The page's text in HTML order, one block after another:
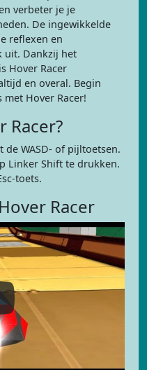
verbeter je je
De ingewikkelde
reflexen en
uit. Dankzij het
Hover Racer
en overal. Begin
Hover Racer!
Racer?
de WASD- of pijltoetsen.
Linker Shift te drukken.
toets.
Racer